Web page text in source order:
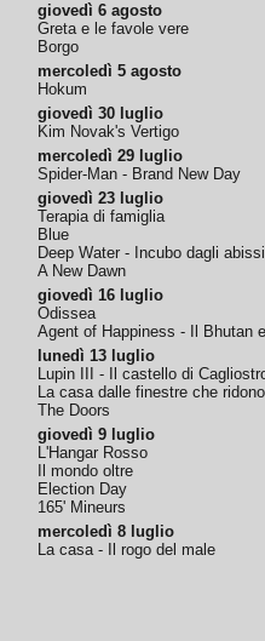
giovedì 6 agosto
Greta e le favole vere
Borgo
mercoledì 5 agosto
Hokum
giovedì 30 luglio
Kim Novak's Vertigo
mercoledì 29 luglio
Spider-Man - Brand New Day
giovedì 23 luglio
Terapia di famiglia
Blue
Deep Water - Incubo dagli abissi
A New Dawn
giovedì 16 luglio
Odissea
Agent of Happiness - Il Bhutan
lunedì 13 luglio
Lupin III - Il castello di
La casa dalle finestre che ridono
The Doors
giovedì 9 luglio
L'Hangar Rosso
Il mondo oltre
Election Day
165' Mineurs
mercoledì 8 luglio
La casa - Il rogo del male